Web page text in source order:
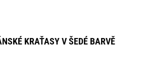
KRAŤASY V ŠEDÉ BARVĚ